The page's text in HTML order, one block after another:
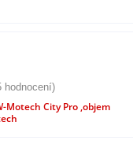
hodnocení)
Motech City Pro ,objem